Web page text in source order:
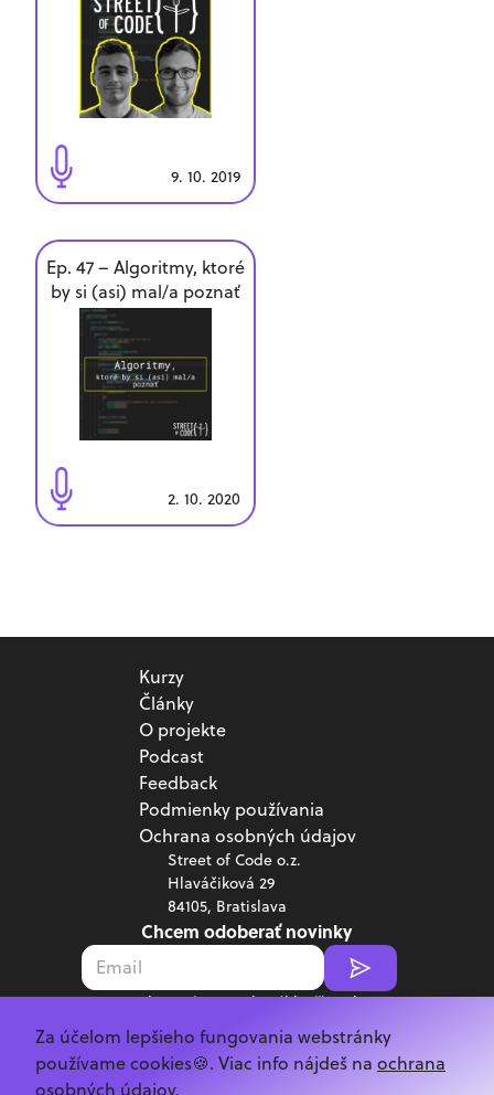
9. 10. 2019
Ep. 47 – Algoritmy, ktoré
by si (asi) mal/a poznať
2. 10. 2020
Street of Code o.z.
Hlaváčiková 29
84105, Bratislava
Chcem odoberať novinky
Poskytnutím emailu súhlasíš s jeho
spracovaním v súlade s
GDPR.
Copyright ©2026Street of Code
Kurzy
Články
O projekte
Podcast
Feedback
Podmienky používania
Ochrana osobných údajov
Za účelom lepšieho fungovania webstránky
používame cookies🍪. Viac info nájdeš na ochrana
osobných údajov.